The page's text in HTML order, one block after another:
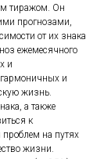
тиражом. Он
прогнозами,
от их знака
ежемесячного
и
и
жизнь.
а также
к
проблем на путях
жизни.